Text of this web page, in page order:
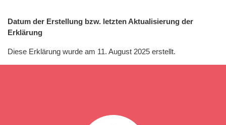
Datum der Erstellung bzw. letzten Aktualisierung der
Erklärung
Diese Erklärung wurde am 11. August 2025 erstellt.